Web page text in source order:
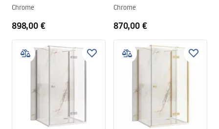
Chrome
898,00 €
Chrome
870,00 €